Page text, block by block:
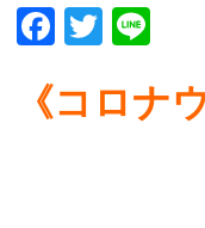
Facebook
Twitter
《コロナ